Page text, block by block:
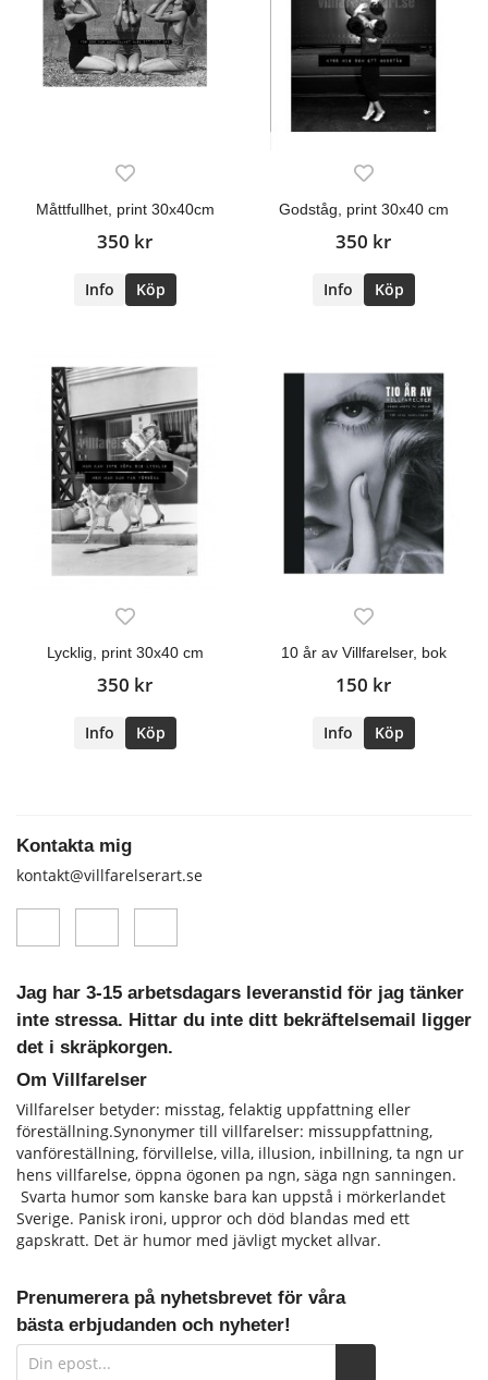
Måttfullhet, print 30x40cm
350 kr
Info Köp
Godståg, print 30x40 cm
350 kr
Info Köp
Lycklig, print 30x40 cm
350 kr
Info Köp
10 år av Villfarelser, bok
150 kr
Info Köp
Kontakta mig
kontakt@villfarelserart.se
Jag har 3-15 arbetsdagars leveranstid för jag tänker
inte stressa. Hittar du inte ditt bekräftelsemail ligger
det i skräpkorgen.
Om Villfarelser
Villfarelser betyder: misstag, felaktig uppfattning eller
föreställning.Synonymer till villfarelser: missuppfattning,
vanföreställning, förvillelse, villa, illusion, inbillning, ta ngn ur
hens vill­farelse, öppna ögonen pa ngn, säga ngn sanningen.
Svarta humor som kanske bara kan uppstå i mörkerlandet
Sverige. Panisk ironi, uppror och död blandas med ett
gapskratt. Det är humor med jävligt mycket allvar.
Prenumerera på nyhetsbrevet för våra
bästa erbjudanden och nyheter!